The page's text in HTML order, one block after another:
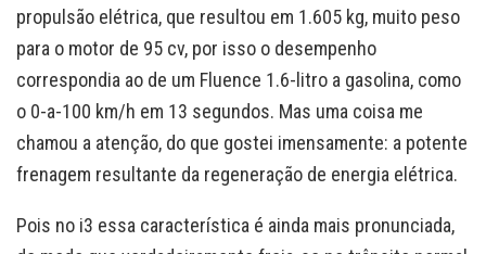
propulsão elétrica, que resultou em 1.605 kg, muito peso
para o motor de 95 cv, por isso o desempenho
correspondia ao de um Fluence 1.6-litro a gasolina, como
o 0-a-100 km/h em 13 segundos. Mas uma coisa me
chamou a atenção, do que gostei imensamente: a potente
frenagem resultante da regeneração de energia elétrica.
Pois no i3 essa característica é ainda mais pronunciada,